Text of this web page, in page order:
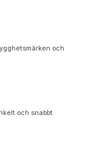
och
och snabbt